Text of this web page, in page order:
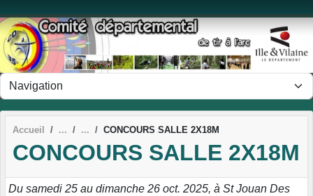
Accueil CONCOURS SALLE 2X18M
CONCOURS SALLE 2X18M
Du samedi 25 au dimanche 26 oct. 2025, à St Jouan Des